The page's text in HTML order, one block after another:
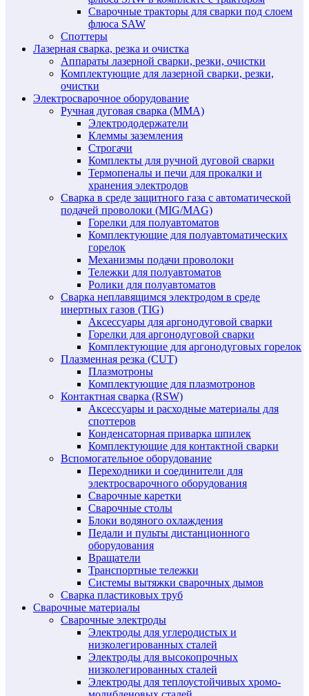
Сварочные тракторы для сварки под слоем
флюса SAW
Споттеры
Лазерная сварка, резка и очистка
Аппараты лазерной сварки, резки, очистки
Комплектующие для лазерной сварки, резки,
очистки
Электросварочное оборудование
Ручная дуговая сварка (MMA)
Электрододержатели
Клеммы заземления
Строгачи
Комплекты для ручной дуговой сварки
Термопеналы и печи для прокалки и
хранения электродов
Сварка в среде защитного газа с автоматической
подачей проволоки (MIG/MAG)
Горелки для полуавтоматов
Комплектующие для полуавтоматических
горелок
Механизмы подачи проволоки
Тележки для полуавтоматов
Ролики для полуавтоматов
Сварка неплавящимся электродом в среде
инертных газов (TIG)
Аксессуары для аргонодуговой сварки
Горелки для аргонодуговой сварки
Комплектующие для аргонодуговых горелок
Плазменная резка (CUT)
Плазмотроны
Комплектующие для плазмотронов
Контактная сварка (RSW)
Аксессуары и расходные материалы для
споттеров
Конденсаторная приварка шпилек
Комплектующие для контактной сварки
Вспомогательное оборудование
Переходники и соединители для
электросварочного оборудования
Сварочные каретки
Сварочные столы
Блоки водяного охлаждения
Педали и пульты дистанционного
оборудования
Вращатели
Транспортные тележки
Системы вытяжки сварочных дымов
Сварка пластиковых труб
Сварочные материалы
Сварочные электроды
Электроды для углеродистых и
низколегированных сталей
Электроды для высокопрочных
низколегированных сталей
Электроды для теплоустойчивых хромо-